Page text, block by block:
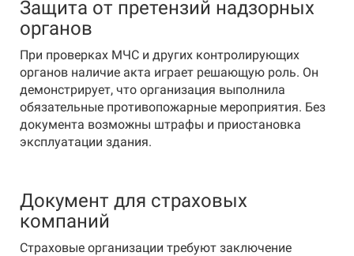
Защита от претензий надзорных
органов
При проверках МЧС и других контролирующих
органов наличие акта играет решающую роль. Он
демонстрирует, что организация выполнила
обязательные противопожарные мероприятия. Без
документа возможны штрафы и приостановка
эксплуатации здания.
Документ для страховых
компаний
Страховые организации требуют заключение